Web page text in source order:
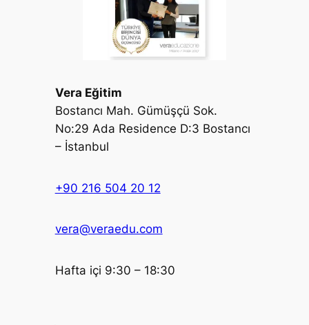
Vera Eğitim
Bostancı Mah. Gümüşçü Sok.
No:29 Ada Residence D:3 Bostancı
– İstanbul
+90 216 504 20 12
vera@veraedu.com
Hafta içi 9:30 – 18:30